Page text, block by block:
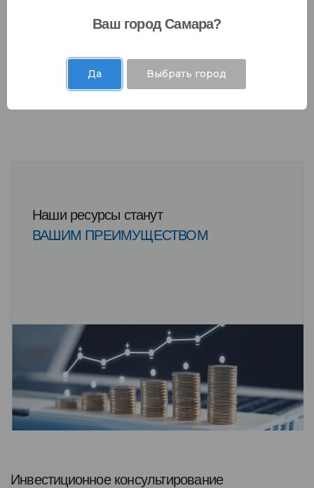
предприятия/компании
Наши ресурсы станут
ВАШИМ ПРЕИМУЩЕСТВОМ
Инвестиционное консультирование
Ваш город Самара?
Да Выбрать город